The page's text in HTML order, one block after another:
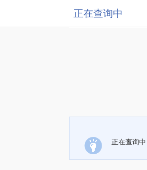
正在查询中
正在查询